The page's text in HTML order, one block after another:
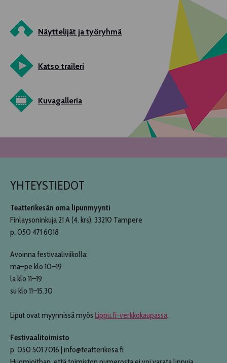
Näyttelijät ja työryhmä
Katso traileri
Kuvagalleria
YHTEYSTIEDOT
Teatterikesän oma lipunmyynti
Finlaysoninkuja 21 A (4. krs), 33210 Tampere
p. 050 471 6018
Avoinna festivaaliviikolla:
ma–pe klo 10–19
la klo 11–19
su klo 11–15.30
Liput ovat myynnissä myös Lippu.fi-verkkokaupassa.
Festivaalitoimisto
p. 050 501 7016 | info@teatterikesa.fi